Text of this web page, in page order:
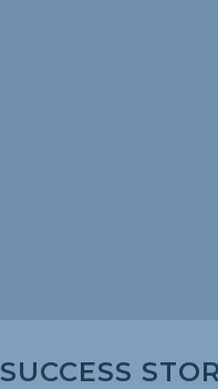
SUCCESS